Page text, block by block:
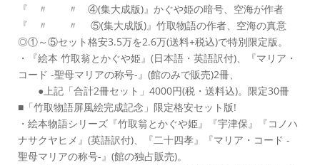
『 〃 〃 ④(集大成版)』かぐや姫の暗号、空海が作者
『 〃 〃 ⑤(集大成版)』竹取物語の作者、空海の真意
◎①～⑤セット格安3.5万を2.6万(送料+税込)で特別限定版。
・『絵本 竹取翁とかぐや姫』(日本語・英語訳付)、『マリア・
コード -聖母マリアの称号-』(館のみで販売)2冊、
●上記「合計2冊セット」4000円(税・送料込)。限定30冊
■「竹取物語屏風絵完成記念」限定格安セット版!
・絵本物語シリーズ『竹取翁とかぐや姫』『宇津保』『コノハ
ナサクヤヒメ』(英語訳付)、『二十四孝』『マリア・コード -
聖母マリアの称号-』(館の独占販売)。